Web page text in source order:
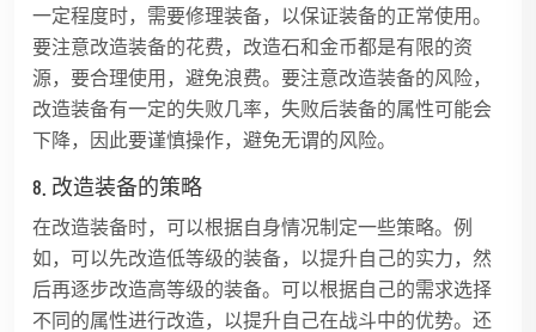
一定程度时，需要修理装备，以保证装备的正常使用。
要注意改造装备的花费，改造石和金币都是有限的资
源，要合理使用，避免浪费。要注意改造装备的风险，
改造装备有一定的失败几率，失败后装备的属性可能会
下降，因此要谨慎操作，避免无谓的风险。
8. 改造装备的策略
在改造装备时，可以根据自身情况制定一些策略。例
如，可以先改造低等级的装备，以提升自己的实力，然
后再逐步改造高等级的装备。可以根据自己的需求选择
不同的属性进行改造，以提升自己在战斗中的优势。还